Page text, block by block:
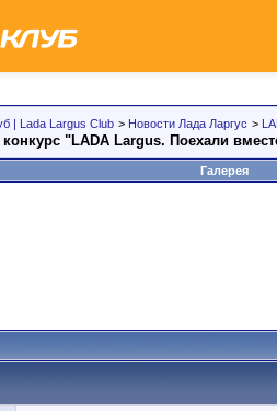
| Lada Largus Club > Новости Лада Ларгус >
конкурс "LADA Largus. Поехали
Галерея